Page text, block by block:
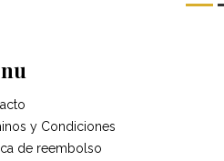
y Condiciones
de reembolso